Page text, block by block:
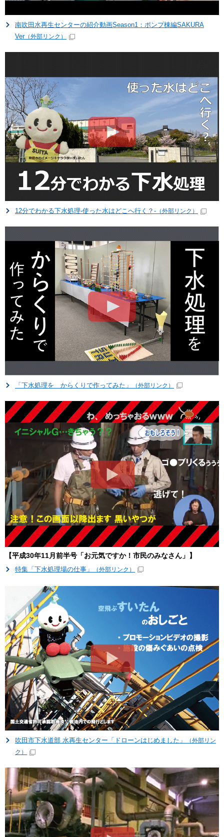
南吹田水再生センターの紹介動画Season1：ポンプ棟編SAKURA
Ver（外部リンク）
12分でわかる下水処理-使った水はどこへ行く？- （外部リンク）
「下水処理を からくりで作ってみた」 （外部リンク）
【平成30年11月前半号「お元気ですか！市民のみなさん」】
特集「下水処理場の仕事」
（外部リンク）
吹田市下水道部 水再生センター「ドローンはじめました」
（外部リン
ク）